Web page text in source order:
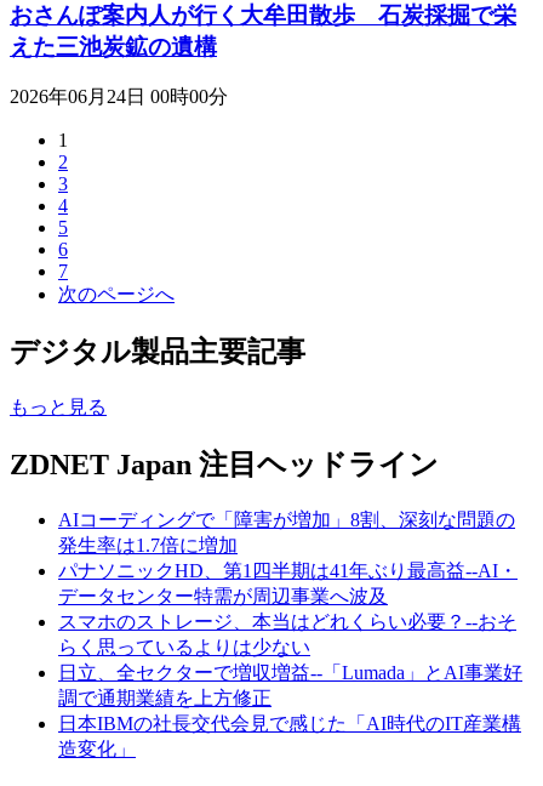
おさんぽ案内人が行く大牟田散歩 石炭採掘で栄
えた三池炭鉱の遺構
2026年06月24日 00時00分
1
2
3
4
5
6
7
次のページへ
デジタル製品主要記事
もっと見る
ZDNET Japan 注目ヘッドライン
AIコーディングで「障害が増加」8割、深刻な問題の
発生率は1.7倍に増加
パナソニックHD、第1四半期は41年ぶり最高益--AI・
データセンター特需が周辺事業へ波及
スマホのストレージ、本当はどれくらい必要？--おそ
らく思っているよりは少ない
日立、全セクターで増収増益--「Lumada」とAI事業好
調で通期業績を上方修正
日本IBMの社長交代会見で感じた「AI時代のIT産業構
造変化」